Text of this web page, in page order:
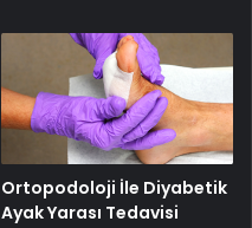
Ortopodoloji İle Diyabetik
Ayak Yarası Tedavisi